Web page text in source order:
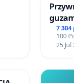
7
100
25 Jul